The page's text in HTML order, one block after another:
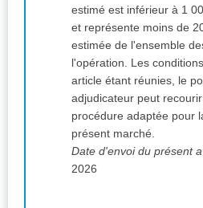
estimé est inférieur à 1
et représente moins de
estimée de l'ensemble
l'opération. Les
article étant réunies, le
adjudicateur peut
procédure adaptée pour
présent marché.
Date d'envoi du présent
2026